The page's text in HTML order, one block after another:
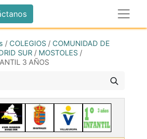
/ COLEGIOS / COMUNIDAD DE
SUR / MOSTOLES /
3 AÑOS